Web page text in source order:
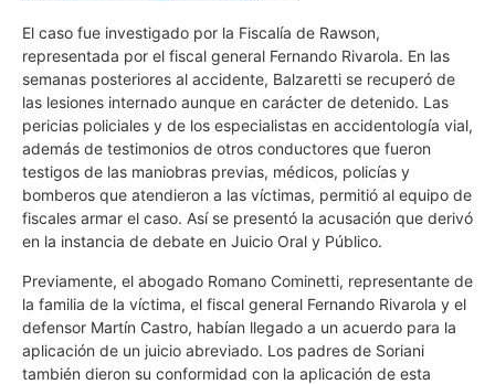
El caso fue investigado por la Fiscalía de Rawson,
representada por el fiscal general Fernando Rivarola. En las
semanas posteriores al accidente, Balzaretti se recuperó de
las lesiones internado aunque en carácter de detenido. Las
pericias policiales y de los especialistas en accidentología vial,
además de testimonios de otros conductores que fueron
testigos de las maniobras previas, médicos, policías y
bomberos que atendieron a las víctimas, permitió al equipo de
fiscales armar el caso. Así se presentó la acusación que derivó
en la instancia de debate en Juicio Oral y Público.
Previamente, el abogado Romano Cominetti, representante de
la familia de la víctima, el fiscal general Fernando Rivarola y el
defensor Martín Castro, habían llegado a un acuerdo para la
aplicación de un juicio abreviado. Los padres de Soriani
también dieron su conformidad con la aplicación de esta